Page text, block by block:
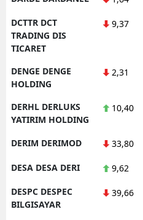
DCTTR DCT
TRADING DIS
TICARET
9,37
DENGE DENGE
HOLDING
2,31
DERHL DERLUKS
YATIRIM HOLDING
10,40
DERIM DERIMOD 33,80
DESA DESA DERI 9,62
DESPC DESPEC
BILGISAYAR
39,66